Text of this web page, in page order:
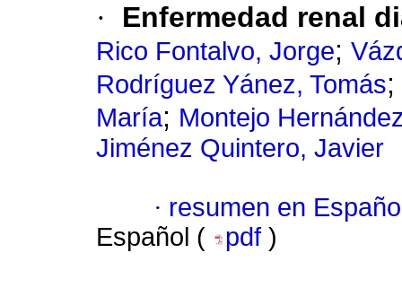
· Enfermedad renal
Rico Fontalvo, Jorge;
Rodríguez Yánez, Tomás;
María; Montejo
Jiménez Quintero, Javier
· resumen en
Español (
pdf )